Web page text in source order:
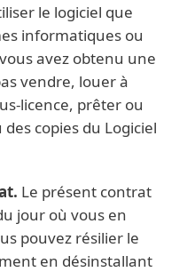
le logiciel que
informatiques ou
avez obtenu une
vendre, louer à
licence, prêter ou
copies du Logiciel
Le présent contrat
jour où vous en
pouvez résilier le
en désinstallant